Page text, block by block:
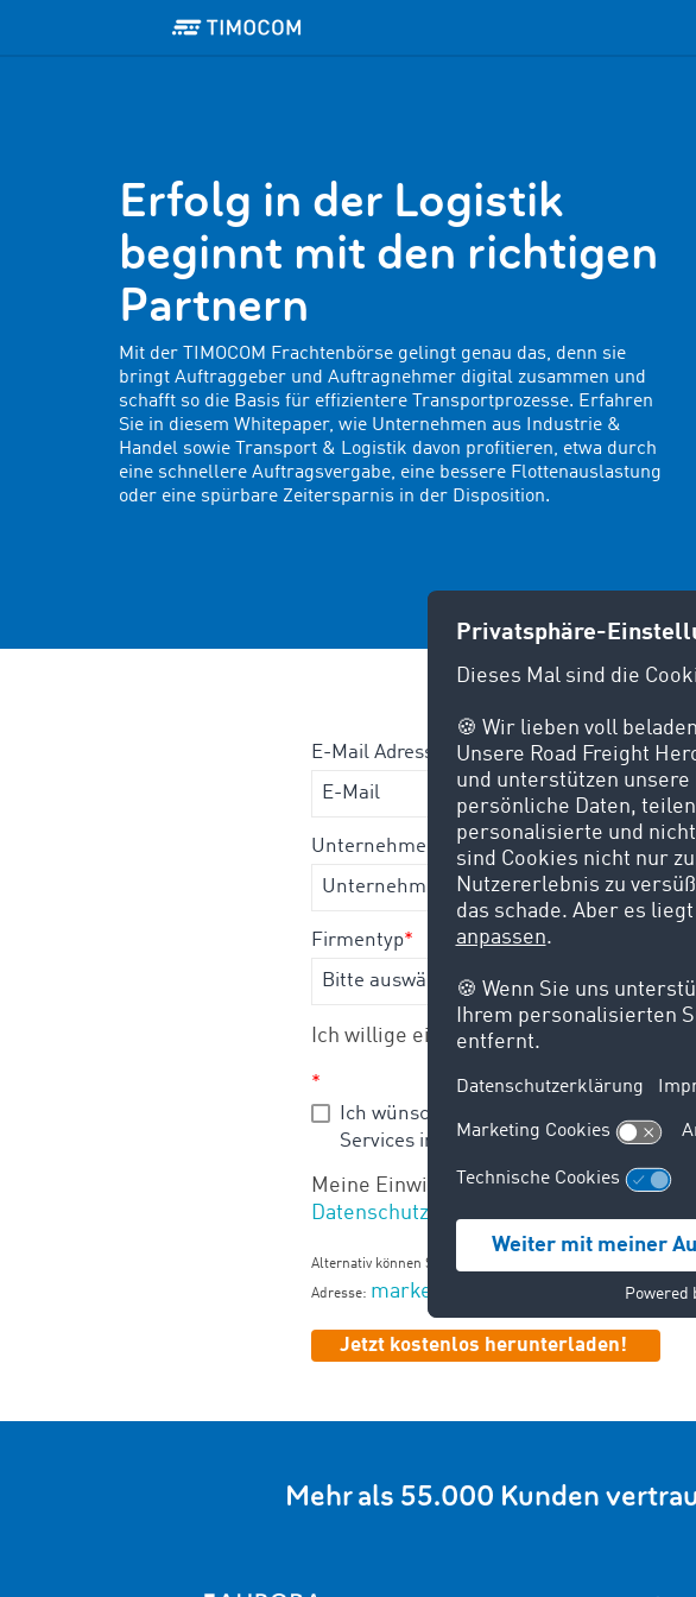
Erfolg in der Logistik
beginnt mit den richtigen
Partnern
Mit der TIMOCOM Frachtenbörse gelingt genau das, denn sie
bringt Auftraggeber und Auftragnehmer digital zusammen und
schafft so die Basis für effizientere Transportprozesse. Erfahren
Sie in diesem Whitepaper, wie Unternehmen aus Industrie &
Handel sowie Transport & Logistik davon profitieren, etwa durch
eine schnellere Auftragsvergabe, eine bessere Flottenauslastung
oder eine spürbare Zeitersparnis in der Disposition.
E-Mail Adresse
Unternehmensname *
Firmentyp*
Ich willige ein, von der TIMOCOM
*
Ich wünsche außerdem, dass mich die
Services informiert. Ich willige ein,
Meine Einwilligung kann ich jederzeit
Datenschutz
Alternativ können Sie das Whitepaper für 20,00 EUR
Adresse: marketing@timocom.com.
Mehr als 55.000 Kunden